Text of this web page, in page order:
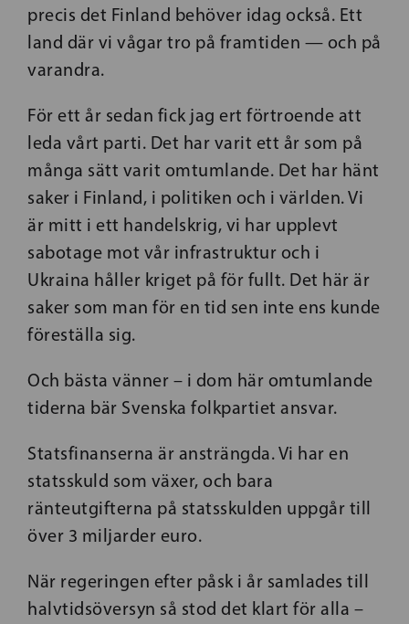
precis det Finland behöver idag också. Ett
land där vi vågar tro på framtiden — och på
varandra.
För ett år sedan fick jag ert förtroende att
leda vårt parti. Det har varit ett år som på
många sätt varit omtumlande. Det har hänt
saker i Finland, i politiken och i världen. Vi
är mitt i ett handelskrig, vi har upplevt
sabotage mot vår infrastruktur och i
Ukraina håller kriget på för fullt. Det här är
saker som man för en tid sen inte ens kunde
föreställa sig.
Och bästa vänner – i dom här omtumlande
tiderna bär Svenska folkpartiet ansvar.
Statsfinanserna är ansträngda. Vi har en
statsskuld som växer, och bara
ränteutgifterna på statsskulden uppgår till
över 3 miljarder euro.
När regeringen efter påsk i år samlades till
halvtidsöversyn så stod det klart för alla –